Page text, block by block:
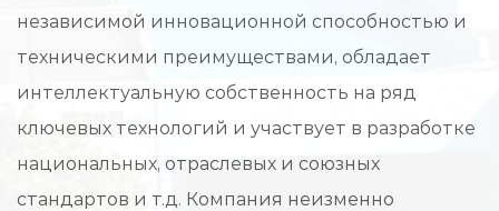
независимой инновационной способностью и
техническими преимуществами, обладает
интеллектуальную собственность на ряд
ключевых технологий и участвует в разработке
национальных, отраслевых и союзных
стандартов и т.д. Компания неизменно